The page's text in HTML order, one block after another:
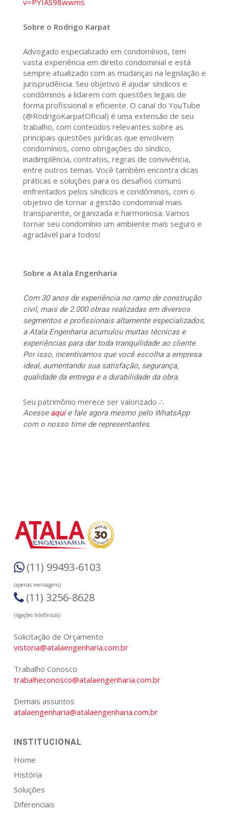
Sobre o Rodrigo Karpat
Advogado especializado em condomínios, tem
vasta experiência em direito condominial e está
sempre atualizado com as mudanças na legislação e
jurisprudência. Seu objetivo é ajudar síndicos e
condôminos a lidarem com questões legais de
forma profissional e eficiente. O canal do YouTube
(@RodrigoKarpatOficial) é uma extensão de seu
trabalho, com conteúdos relevantes sobre as
principais questões jurídicas que envolvem
condomínios, como obrigações do síndico,
inadimplência, contratos, regras de convivência,
entre outros temas. Você também encontra dicas
práticas e soluções para os desafios comuns
enfrentados pelos síndicos e condôminos, com o
objetivo de tornar a gestão condominial mais
transparente, organizada e harmoniosa. Vamos
tornar seu condomínio um ambiente mais seguro e
agradável para todos!
Sobre a Atala Engenharia
Com 30 anos de experiência no ramo de construção
civil, mais de 2.000 obras realizadas em diversos
segmentos e profissionais altamente especializados,
a Atala Engenharia acumulou muitas técnicas e
experiências para dar toda tranquilidade ao cliente.
Por isso, incentivamos que você escolha a empresa
ideal, aumentando sua satisfação, segurança,
qualidade da entrega e a durabilidade da obra.
Seu patrimônio merece ser valorizado ∴
Acesse aquie fale agora mesmo pelo WhatsApp
com o nosso time de representantes.
(11) 99493-6103
(apenas mensagens)
(11) 3256-8628
(ligações telefônicas)
Solicitação de Orçamento
vistoria@atalaengenharia.com.br
Trabalho Conosco
trabalheconosco@atalaengenharia.com.br
Demais assuntos
atalaengenharia@atalaengenharia.com.br
INSTITUCIONAL
Home
História
Soluções
Diferenciais